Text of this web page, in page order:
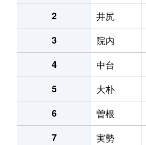
2
井尻
3
院内
4
中台
5
大朴
6
曽根
7
実勢